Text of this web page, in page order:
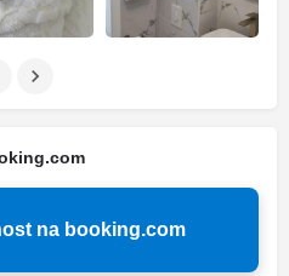
na booking.com